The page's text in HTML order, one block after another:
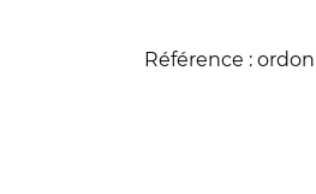
Référence :